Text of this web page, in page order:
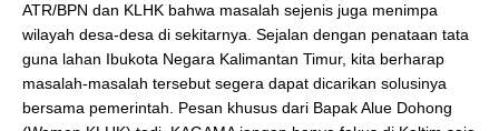
ATR/BPN dan KLHK bahwa masalah sejenis juga menimpa
wilayah desa-desa di sekitarnya. Sejalan dengan penataan tata
guna lahan Ibukota Negara Kalimantan Timur, kita berharap
masalah-masalah tersebut segera dapat dicarikan solusinya
bersama pemerintah. Pesan khusus dari Bapak Alue Dohong